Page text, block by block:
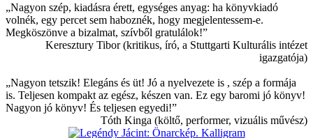
„Nagyon szép, kiadásra érett, egységes anyag: ha könyvkiadó
volnék, egy percet sem haboznék, hogy megjelentessem-e.
Megköszönve a bizalmat, szívből gratulálok!”
Keresztury Tibor (kritikus, író, a Stuttgarti Kulturális intézet
igazgatója)
„Nagyon tetszik! Elegáns és üt! Jó a nyelvezete is , szép a formája
is. Teljesen kompakt az egész, készen van. Ez egy baromi jó könyv!
Nagyon jó könyv! És teljesen egyedi!”
Tóth Kinga (költő, performer, vizuális művész)